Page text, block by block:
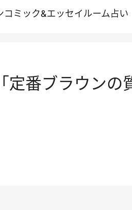
コミック&エッセイルーム占い
定番ブラウンの